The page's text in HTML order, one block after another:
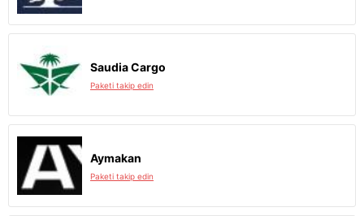
Saudia Cargo
Paketi takip edin
Aymakan
Paketi takip edin